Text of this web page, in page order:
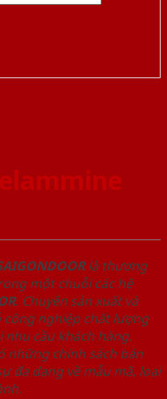
là thương
một chuỗi các hệ
. Chuyên sản xuất và
nghiệp chất lượng
cầu khách hàng.
những chính sách bán
đa dạng về mẫu mã, loại